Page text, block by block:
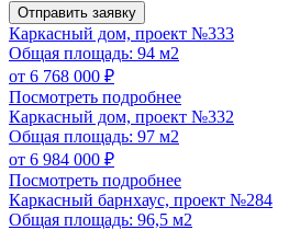
Отправить заявку
Каркасный дом, проект №333
Общая площадь: 94 м2
от 6 768 000 ₽
Посмотреть подробнее
Каркасный дом, проект №332
Общая площадь: 97 м2
от 6 984 000 ₽
Посмотреть подробнее
Каркасный барнхаус, проект №284
Общая площадь: 96,5 м2